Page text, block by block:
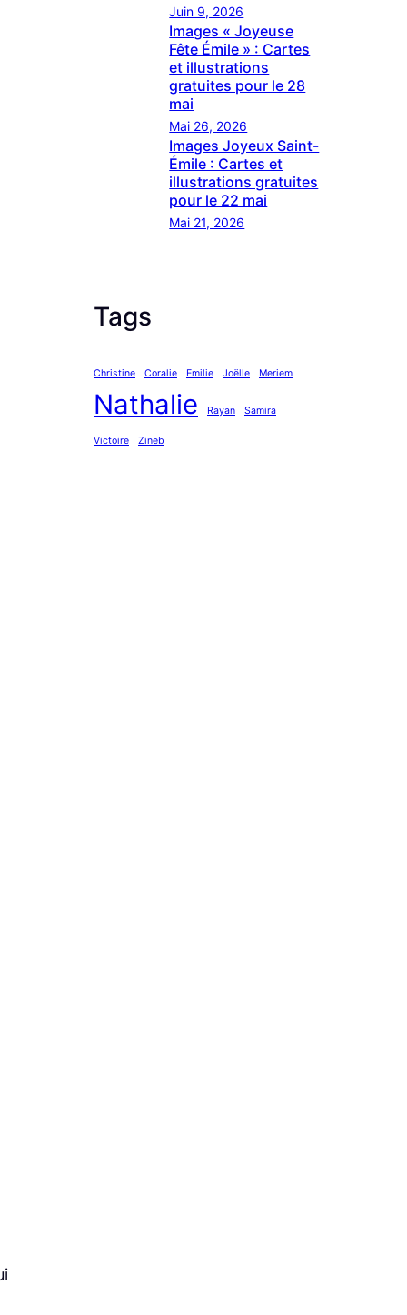
Juin 9, 2026
Images « Joyeuse
Fête Émile » : Cartes
et illustrations
gratuites pour le 28
mai
Mai 26, 2026
Images Joyeux Saint-
Émile : Cartes et
illustrations gratuites
pour le 22 mai
Mai 21, 2026
Tags
Christine Coralie Emilie Joëlle Meriem
Nathalie Rayan Samira
Victoire Zineb